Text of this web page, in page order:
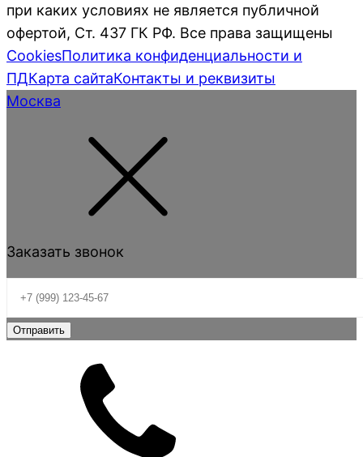
при каких условиях не является публичной
офертой, Ст. 437 ГК РФ. Все права защищены
CookiesПолитика конфиденциальности и
ПДКарта сайтаКонтакты и реквизиты
Москва
Заказать звонок